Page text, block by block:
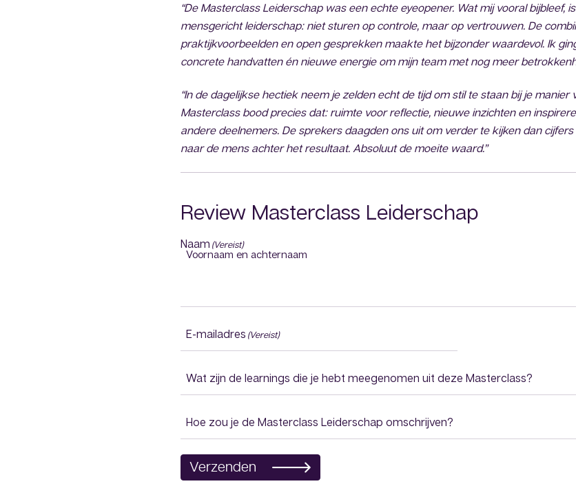
“De Masterclass Leiderschap was een echte eyeopener. Wat mij vooral bijbleef,
mensgericht leiderschap: niet sturen op controle, maar op vertrouwen. De
praktijkvoorbeelden en open gesprekken maakte het bijzonder waardevol. Ik
concrete handvatten én nieuwe energie om mijn team met nog meer
“In de dagelijkse hectiek neem je zelden echt de tijd om stil te staan bij je manier
Masterclass bood precies dat: ruimte voor reflectie, nieuwe inzichten en
andere deelnemers. De sprekers daagden ons uit om verder te kijken dan
naar de mens achter het resultaat. Absoluut de moeite waard.”
Review Masterclass Leiderschap
Naam (Vereist)
Voornaam en achternaam
E-mailadres (Vereist)
Wat zijn de learnings die je hebt meegenomen uit deze Masterclass?
Hoe zou je de Masterclass Leiderschap omschrijven?
Verzenden